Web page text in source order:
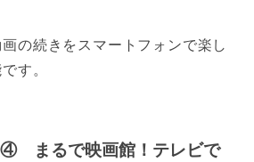
の続きをスマートフォンで楽し
す。
④ まるで映画館！テレビで